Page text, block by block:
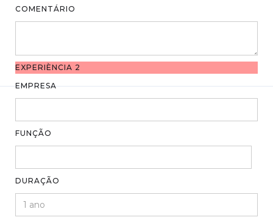
COMENTÁRIO
EXPERIÈNCIA 2
EMPRESA
FUNÇÃO
DURAÇÃO